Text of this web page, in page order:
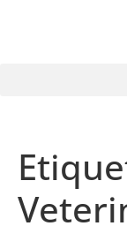
Moyobamba,
¡Descúbrelos!